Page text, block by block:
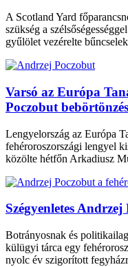
A Scotland Yard
szükség a
gyűlölet vezérelte
Varsó az Európa
Poczobut
Lengyelország az Európa
fehéroroszországi lengyel
közölte hétfőn Arkadiusz
Szégyenletes Andrzej
Botrányosnak és
külügyi tárca egy
nyolc év szigorított